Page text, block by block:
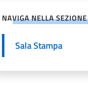
NAVIGA NELLA SEZIONE
Sala Stampa